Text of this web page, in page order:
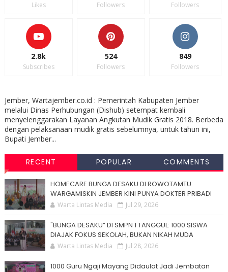
Likes Followers Followers
2.8k
Subscribes
524
Followers
849
Followers
Jember, Wartajember.co.id : Pemerintah Kabupaten Jember
melalui Dinas Perhubungan (Dishub) setempat kembali
menyelenggarakan Layanan Angkutan Mudik Gratis 2018. Berbeda
dengan pelaksanaan mudik gratis sebelumnya, untuk tahun ini,
Bupati Jember...
RECENT POPULAR COMMENTS
HOMECARE BUNGA DESAKU DI ROWOTAMTU:
WARGAMISKIN JEMBER KINI PUNYA DOKTER PRIBADI
Warta Lintas Media Jul 29, 2026
"BUNGA DESAKU” DI SMPN 1 TANGGUL: 1000 SISWA
DIAJAK FOKUS SEKOLAH, BUKAN NIKAH MUDA
Warta Lintas Media Jul 28, 2026
1000 Guru Ngaji Mayang Didaulat Jadi Jembatan